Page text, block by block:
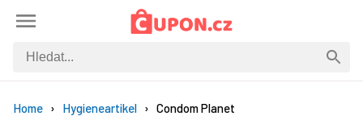
Home Hygieneartikel Condom Planet